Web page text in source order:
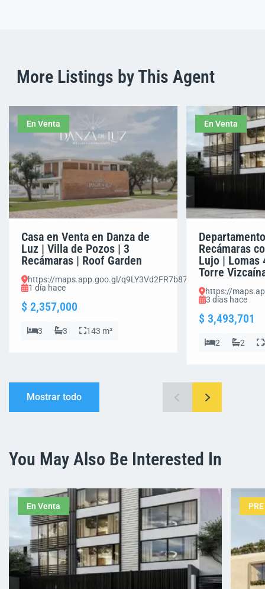
More Listings by This Agent
En Venta
Casa en Venta en Danza de
Luz | Villa de Pozos | 3
Recámaras | Roof Garden
https://maps.app.goo.gl/q9LY3Vd2FR7b87Em8
1 día hace
$ 2,357,000
3 3 143 m²
En Venta
Recámaras
Lujo | Lomas
Torre
https://
3 días hace
$ 3,493,701
2 2
Mostrar todo
You May Also Be Interested In
En Venta